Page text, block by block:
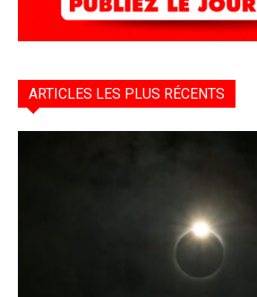
ARTICLES LES PLUS RÉCENTS